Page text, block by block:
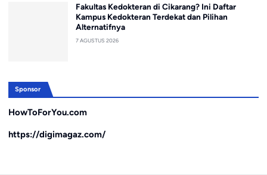
Fakultas Kedokteran di Cikarang? Ini Daftar
Kampus Kedokteran Terdekat dan Pilihan
Alternatifnya
7 AGUSTUS 2026
Sponsor
HowToForYou.com
https://digimagaz.com/